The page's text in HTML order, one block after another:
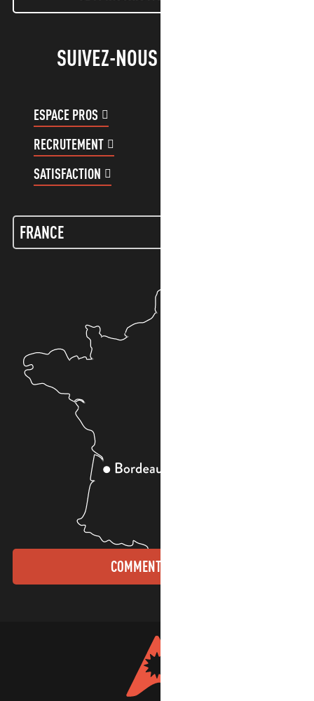
SUIVEZ-NOUS !
ESPACE PROS
RECRUTEMENT
SATISFACTION
COMMENT VENIR ?